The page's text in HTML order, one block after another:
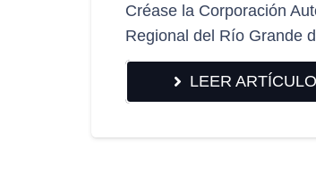
Créase la Corporación
Regional del Río Grande
LEER ARTÍCULO